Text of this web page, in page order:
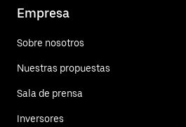
Empresa
Sobre nosotros
Nuestras propuestas
Sala de prensa
Inversores